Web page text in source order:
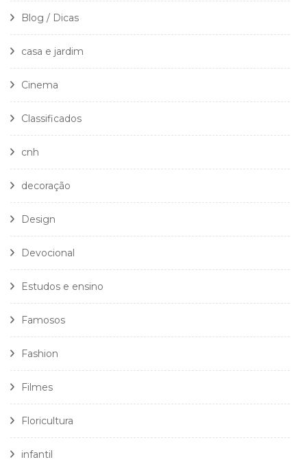
Blog / Dicas
casa e jardim
Cinema
Classificados
cnh
decoração
Design
Devocional
Estudos e ensino
Famosos
Fashion
Filmes
Floricultura
infantil